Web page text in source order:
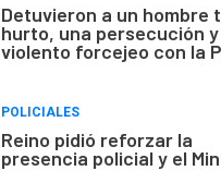
Detuvieron a un hombre
hurto, una persecución
violento forcejeo con la
POLICIALES
Reino pidió reforzar la
presencia policial y el